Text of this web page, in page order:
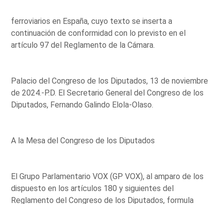
ferroviarios en España, cuyo texto se inserta a
continuación de conformidad con lo previsto en el
artículo 97 del Reglamento de la Cámara.
Palacio del Congreso de los Diputados, 13 de noviembre
de 2024.-P.D. El Secretario General del Congreso de los
Diputados, Fernando Galindo Elola-Olaso.
A la Mesa del Congreso de los Diputados
El Grupo Parlamentario VOX (GP VOX), al amparo de los
dispuesto en los artículos 180 y siguientes del
Reglamento del Congreso de los Diputados, formula